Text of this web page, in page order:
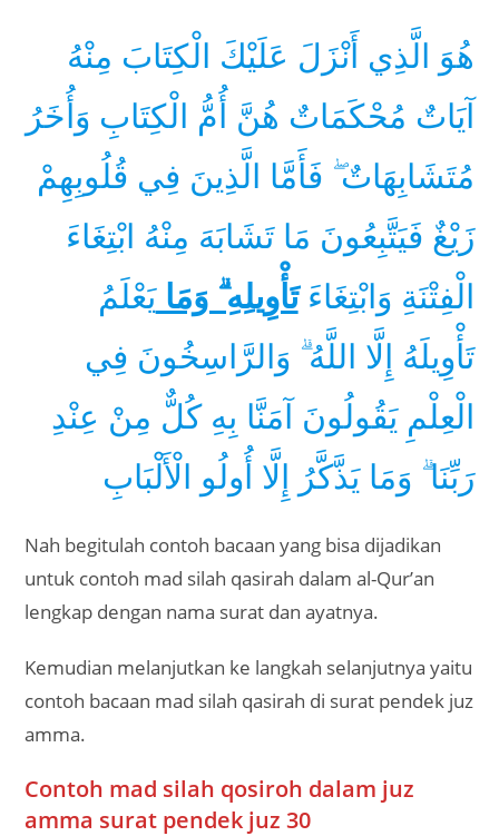
هُوَ الَّذِي أَنْزَلَ عَلَيْكَ الْكِتَابَ مِنْهُ
آيَاتٌ مُحْكَمَاتٌ هُنَّ أُمُّ الْكِتَابِ وَأُخَرُ
مُتَشَابِهَاتٌ ۖ فَأَمَّا الَّذِينَ فِي قُلُوبِهِمْ
زَيْغٌ فَيَتَّبِعُونَ مَا تَشَابَهَ مِنْهُ ابْتِغَاءَ
الْفِتْنَةِ وَابْتِغَاءَتَأْوِيلِهِ ۗ وَمَايَعْلَمُ
تَأْوِيلَهُ إِلَّا اللَّهُ ۗ وَالرَّاسِخُونَ فِي
الْعِلْمِ يَقُولُونَ آمَنَّا بِهِ كُلٌّ مِنْ عِنْدِ
رَبِّنَا ۗ وَمَا يَذَّكَّرُ إِلَّا أُولُو الْأَلْبَابِ
Nah begitulah contoh bacaan yang bisa dijadikan
untuk contoh mad silah qasirah dalam al-Qur’an
lengkap dengan nama surat dan ayatnya.
Kemudian melanjutkan ke langkah selanjutnya yaitu
contoh bacaan mad silah qasirah di surat pendek juz
amma.
Contoh mad silah qosiroh dalam juz
amma surat pendek juz 30